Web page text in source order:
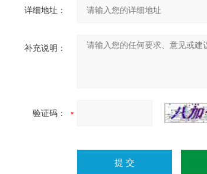
详细地址：
补充说明：
验证码：